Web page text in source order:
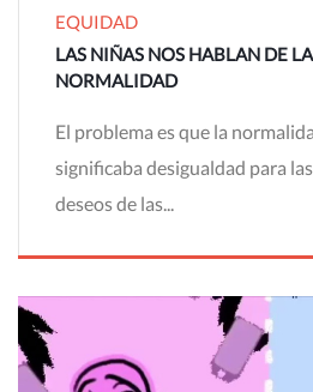
EQUIDAD
LAS NIÑAS NOS HABLAN DE
NORMALIDAD
El problema es que la
significaba desigualdad para
deseos de las...